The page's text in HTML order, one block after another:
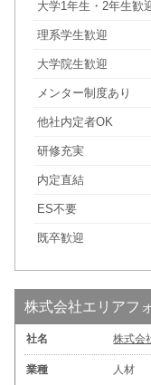
大学1年生・2年生歓
理系学生歓迎
大学院生歓迎
メンター制度あり
他社内定者OK
研修充実
内定直結
ES不要
既卒歓迎
株式会社エリアフ
社名 株式会
業種 人材